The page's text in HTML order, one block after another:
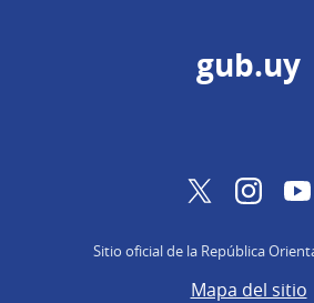
gub.uy
Twitter
Sitio oficial de la República
Mapa del sitio